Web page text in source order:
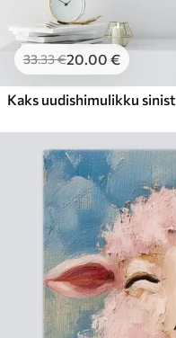
33.33€20.00 €
Kaks uudishimulikku